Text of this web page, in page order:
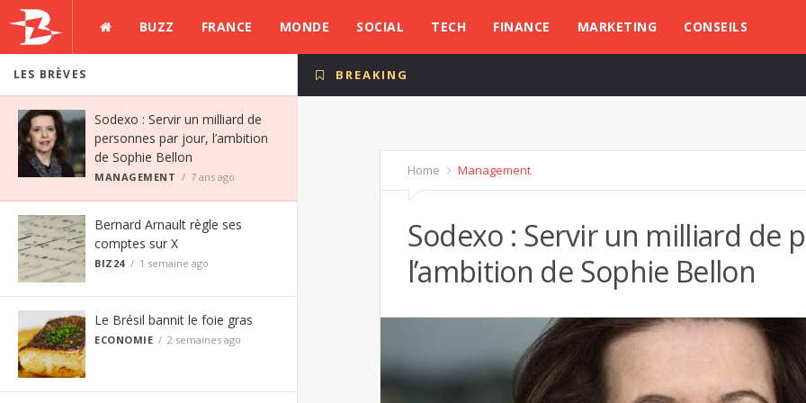
BUZZ FRANCE MONDE SOCIAL TECH FINANCE MARKETING CONSEILS
LES BRÈVES
Sodexo : Servir un milliard de
personnes par jour, l’ambition
de Sophie Bellon
MANAGEMENT 7 ans ago
Bernard Arnault règle ses
comptes sur X
BIZ24 1 semaine ago
Le Brésil bannit le foie gras
ECONOMIE 2 semaines ago
BREAKING
Home Management
Sodexo : Servir un milliard de
l’ambition de Sophie Bellon